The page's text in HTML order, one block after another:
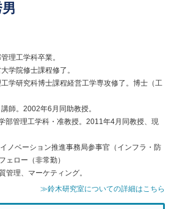
理工学科卒業。
学院修士課程修了。
学研究科博士課程経営工学専攻修了。博士（工
師。2002年6月同助教授。
部管理工学科・准教授。2011年4月同教授、現
ノベーション推進事務局参事官（インフラ・防
ェロー（非常勤）
管理、マーケティング。
≫鈴木研究室についての詳細はこちら